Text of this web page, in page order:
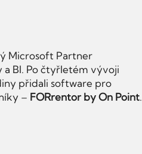
Microsoft Partner
a BI. Po čtyřletém vývoji
přidali software pro
– FORrentor by On Point.